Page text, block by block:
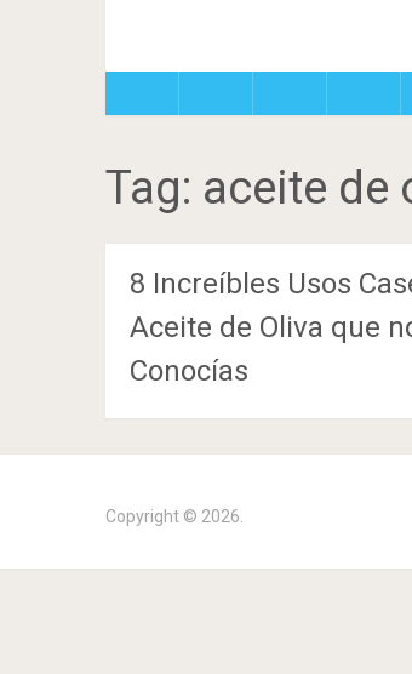
Tag: aceite de
8 Increíbles Usos
Aceite de Oliva que
Conocías
Copyright © 2026.